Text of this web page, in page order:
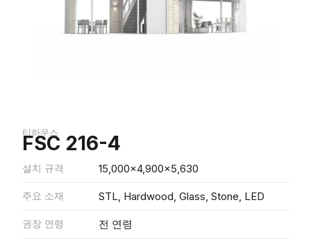
티하우스
FSC 216-4
설치 규격 15,000x4,900x5,630
주요 소재 STL, Hardwood, Glass, Stone, LED
권장 연령 전 연령